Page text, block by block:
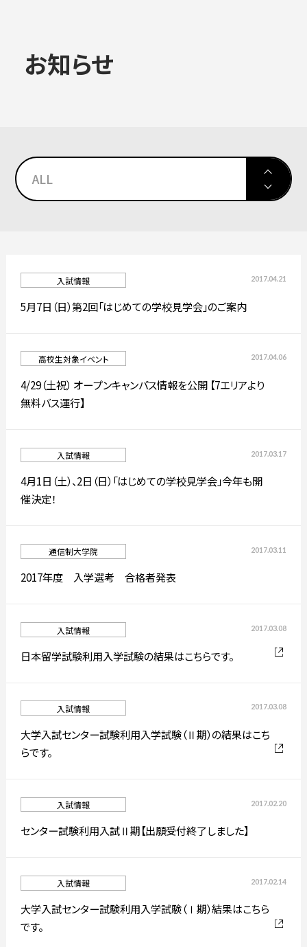
卒業生の方 企業の方
大学院
学生生活・就職
入試情報
简体字 繁体字
通信教育部
お知らせ
ALL
ALL
入試情報
大学院
通信制大学院
2017.04.21
入試情報
5月7日（日）第2回「はじめての学校見学会」のご案内
2017.04.06
高校生対象イベント
4/29（土祝） オープンキャンパス情報を公開 【7エリアより
無料バス運行】
2017.03.17
入試情報
4月1日（土）、2日（日）「はじめての学校見学会」今年も開
催決定！
2017.03.11
通信制大学院
2017年度 入学選考 合格者発表
2017.03.08
入試情報
日本留学試験利用入学試験の結果はこちらです。
2017.03.08
入試情報
大学入試センター試験利用入学試験（Ⅱ期）の結果はこち
らです。
2017.02.20
入試情報
センター試験利用入試Ⅱ期【出願受付終了しました】
2017.02.14
入試情報
大学入試センター試験利用入学試験（Ⅰ期）結果はこちら
です。